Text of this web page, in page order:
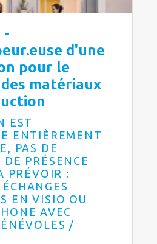
-
d'une
pour le
matériaux
EST
ENTIÈREMENT
PAS DE
DE PRÉSENCE
PRÉVOIR :
EN VISIO OU
AVEC
/